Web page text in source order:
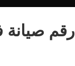
رقم صيانة